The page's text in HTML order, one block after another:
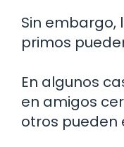
Sin embargo,
primos
En algunos
en amigos
otros pueden